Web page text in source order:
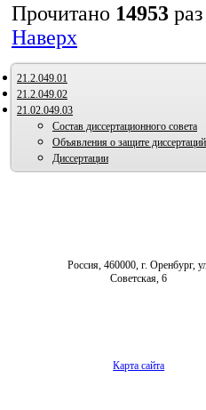
Прочитано 14953 раз
Наверх
21.2.049.01
21.2.049.02
21.02.049.03
Состав диссертационного совета
Объявления о защите диссертаций
Диссертации
Россия, 460000, г. Оренбург,
Советская, 6
Карта сайта